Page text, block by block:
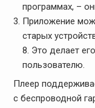
программах, –
Приложение
старых
8. Это делает
пользователю.
Плеер
с беспроводной